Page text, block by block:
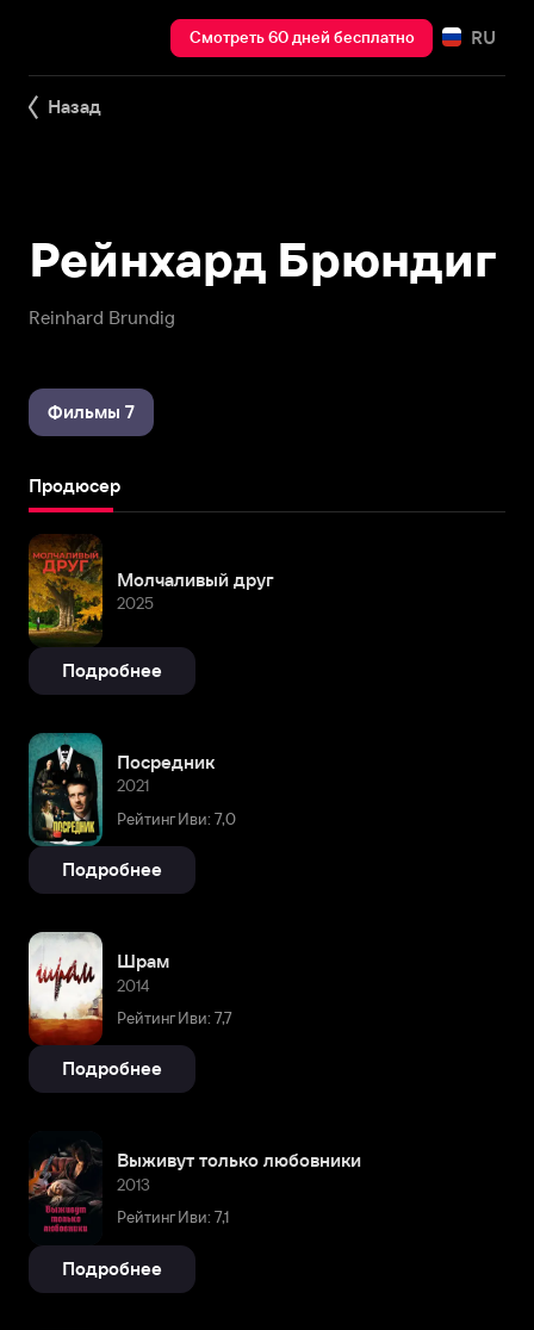
Смотреть 60 дней бесплатно RU
Назад
Reinhard Brundig
Рейнхард Брюндиг
Фильмы 7
Продюсер
Молчаливый друг
2025
Подробнее
Посредник
2021
Рейтинг Иви: 7,0
Подробнее
Шрам
2014
Рейтинг Иви: 7,7
Подробнее
Выживут только любовники
2013
Рейтинг Иви: 7,1
Подробнее